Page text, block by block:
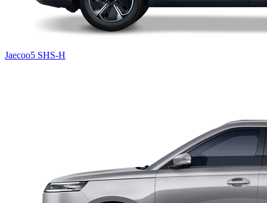
Jaecoo5 SHS-H